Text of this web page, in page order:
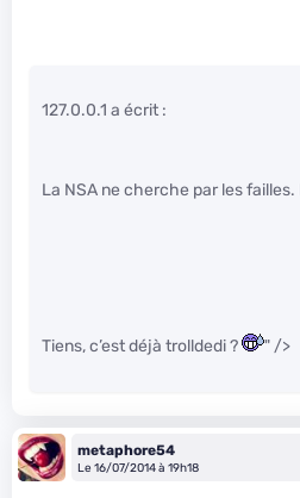
127.0.0.1 a écrit :
La NSA ne cherche par les failles.
Tiens, c’est déjà trolldedi ? " />
metaphore54
Le 16/07/2014 à 19h18